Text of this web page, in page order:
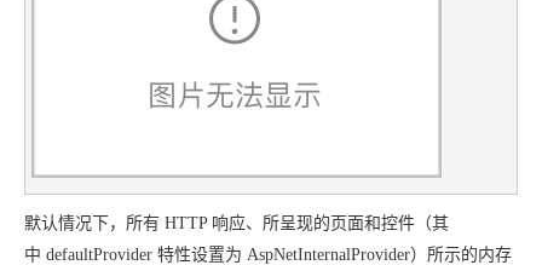
默认情况下，所有 HTTP 响应、所呈现的页面和控件（其
中 defaultProvider 特性设置为 AspNetInternalProvider）所示的内存